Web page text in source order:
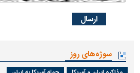
سوژه‌های روز